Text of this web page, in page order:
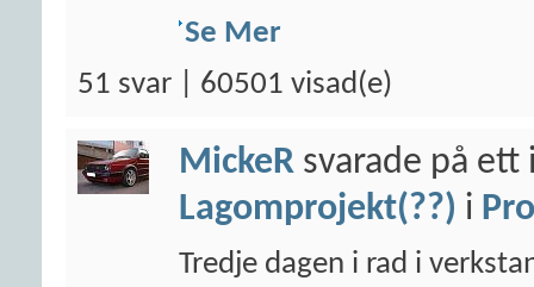
Se Mer
51 svar | 60501 visad(e)
MickeR svarade på ett
Lagomprojekt(??) i
Tredje dagen i rad i